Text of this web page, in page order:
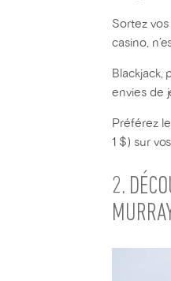
Sortez
casino,
Blackjack,
envies de
Préférez
1 $) sur
2.